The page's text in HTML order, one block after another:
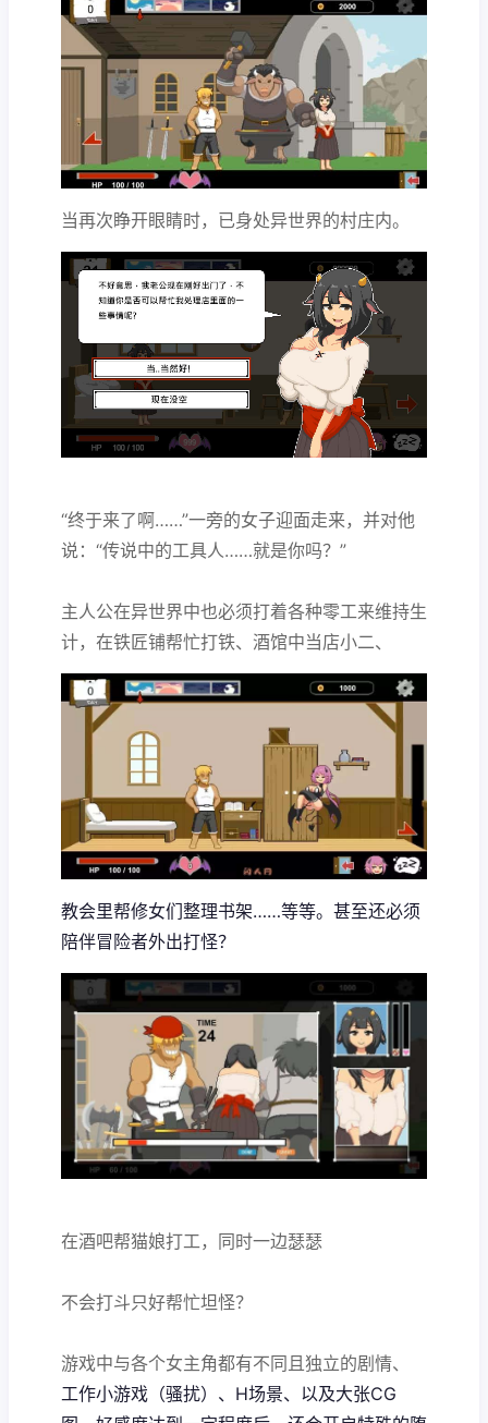
当再次睁开眼睛时，已身处异世界的村庄内。
“终于来了啊……”一旁的女子迎面走来，并对他
说：“传说中的工具人……就是你吗？”
主人公在异世界中也必须打着各种零工来维持生
计，在铁匠铺帮忙打铁、酒馆中当店小二、
教会里帮修女们整理书架……等等。甚至还必须
陪伴冒险者外出打怪？
在酒吧帮猫娘打工，同时一边瑟瑟
不会打斗只好帮忙坦怪？
游戏中与各个女主角都有不同且独立的剧情、
工作小游戏（骚扰）、H场景、以及大张CG